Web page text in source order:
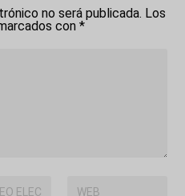
no será publicada. Los
con*